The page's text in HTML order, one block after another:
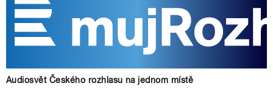
Audiosvět Českého rozhlasu na jednom místě